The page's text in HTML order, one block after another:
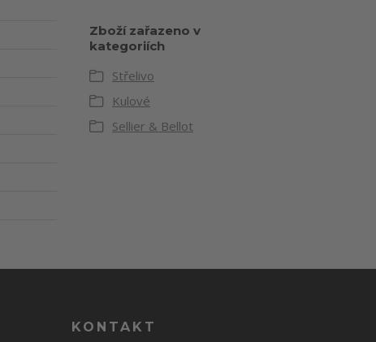
Zboží zařazeno v
kategoriích
Střelivo
Kulové
Sellier & Bellot
KONTAKT